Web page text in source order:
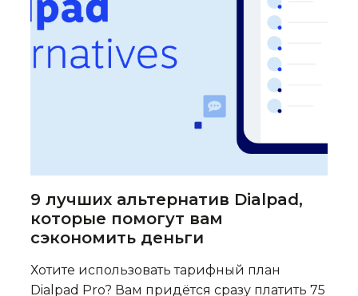
9 лучших альтернатив Dialpad,
которые помогут вам
сэкономить деньги
Хотите использовать тарифный план
Dialpad Pro? Вам придётся сразу платить 75